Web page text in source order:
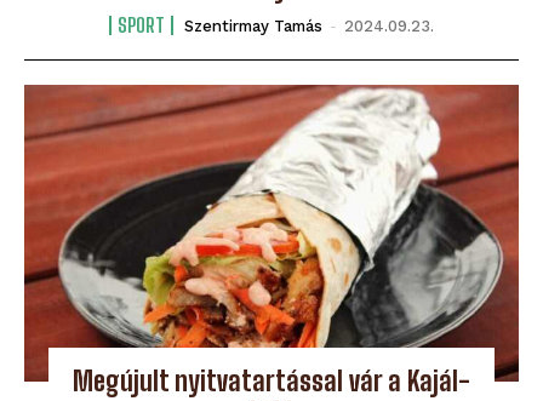
SPORT Szentirmay Tamás - 2024.09.23.
Megújult nyitvatartással vár a Kajál-